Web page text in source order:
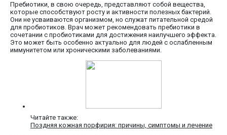
Пребиотики, в свою очередь, представляют собой вещества,
которые способствуют росту и активности полезных бактерий.
Они не усваиваются организмом, но служат питательной средой
для пробиотиков. Врач может рекомендовать пребиотики в
сочетании с пробиотиками для достижения наилучшего эффекта.
Это может быть особенно актуально для людей с ослабленным
иммунитетом или хроническими заболеваниями.
Читайте также:
Поздняя кожная порфирия: причины, симптомы и лечение